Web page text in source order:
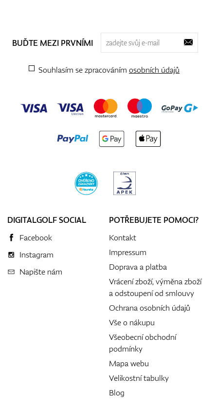
BUĎTE MEZI PRVNÍMI
Souhlasím se zpracováním osobních údajů
DIGITALGOLF SOCIAL
Facebook
Instagram
Napište nám
POTŘEBUJETE POMOCI?
Kontakt
Impressum
Doprava a platba
Vrácení zboží, výměna zboží
a odstoupení od smlouvy
Ochrana osobních údajů
Vše o nákupu
Všeobecní obchodní
podmínky
Mapa webu
Velikostní tabulky
Blog